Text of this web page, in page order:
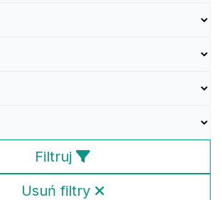
Filtruj
Usuń filtry